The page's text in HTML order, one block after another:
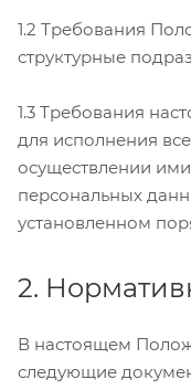
1.2 Требования
структурные
1.3 Требования
для исполнения
осуществлении
персональных
установленном
2.
В настоящем
следующие